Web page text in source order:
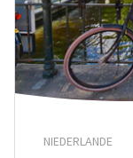
NIEDERLANDE